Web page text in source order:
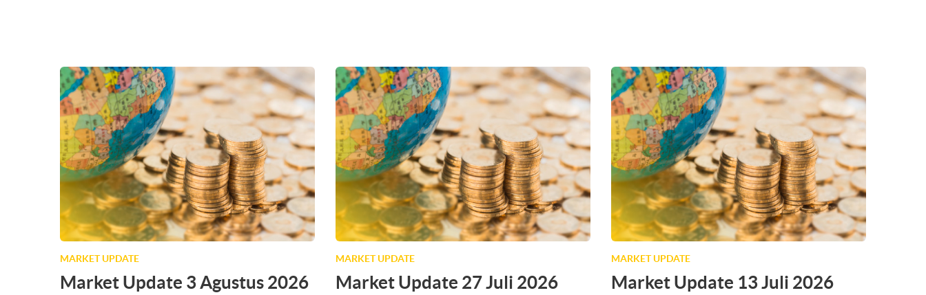
MARKET UPDATE
Market Update 3 Agustus 2026
MARKET UPDATE
Market Update 27 Juli 2026
MARKET UPDATE
Market Update 13 Juli 2026